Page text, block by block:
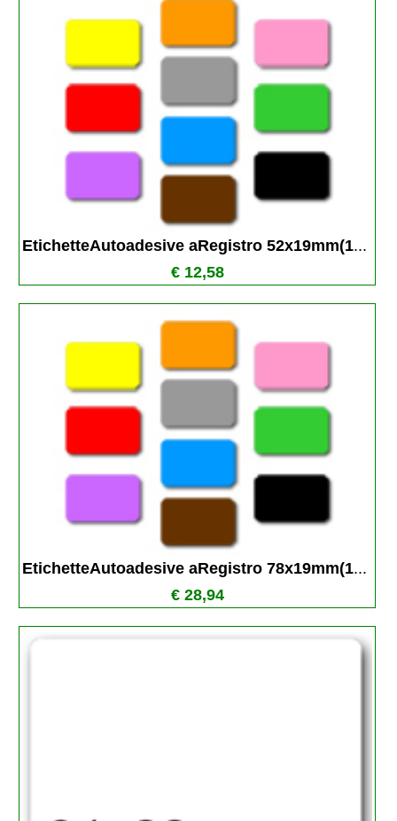
EtichetteAutoadesive aRegistro 52x19mm(1
€ 12,58
EtichetteAutoadesive aRegistro 78x19mm(1
€ 28,94